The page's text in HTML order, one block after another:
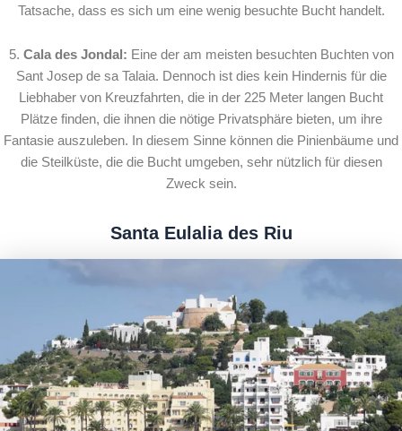
Tatsache, dass es sich um eine wenig besuchte Bucht handelt.
5. Cala des Jondal: Eine der am meisten besuchten Buchten von
Sant Josep de sa Talaia. Dennoch ist dies kein Hindernis für die
Liebhaber von Kreuzfahrten, die in der 225 Meter langen Bucht
Plätze finden, die ihnen die nötige Privatsphäre bieten, um ihre
Fantasie auszuleben. In diesem Sinne können die Pinienbäume und
die Steilküste, die die Bucht umgeben, sehr nützlich für diesen
Zweck sein.
Santa Eulalia des Riu